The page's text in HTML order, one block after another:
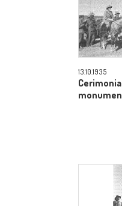
13.10.1935